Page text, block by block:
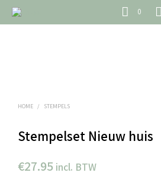
0
HOME / STEMPELS
Stempelset Nieuw huis
€27.95 incl. BTW